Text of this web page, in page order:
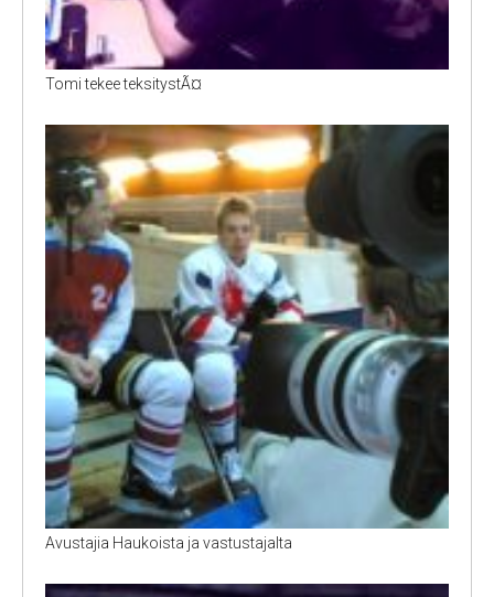
Tomi tekee teksitystÃ¤
Avustajia Haukoista ja vastustajalta